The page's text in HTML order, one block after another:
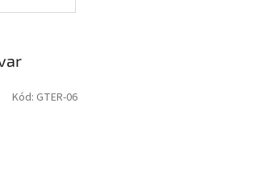
Kód: GTER-06